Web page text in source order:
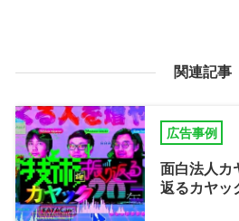
関連記事
広告事例
面白法人カ
返るカヤッ